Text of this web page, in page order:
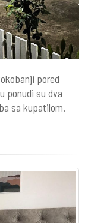
pored
ponudi su dva
sa kupatilom.